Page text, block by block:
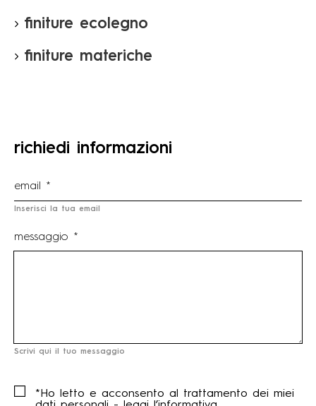
finiture ecolegno
finiture materiche
richiedi informazioni
Inserisci la tua email
messaggio *
Scrivi qui il tuo messaggio
*Ho letto e acconsento al trattamento dei miei